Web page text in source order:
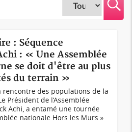
: Séquence
: « Une Assemblée
se doit d'être au plus
du terrain »
rencontre des populations de la
Président de l’Assemblée
Achi, a entamé une tournée
nationale Hors les Murs »